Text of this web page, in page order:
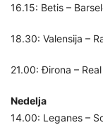
16.15: Betis –
18.30: Valensija –
21.00: Đirona –
Nedelja
14.00: Leganes –